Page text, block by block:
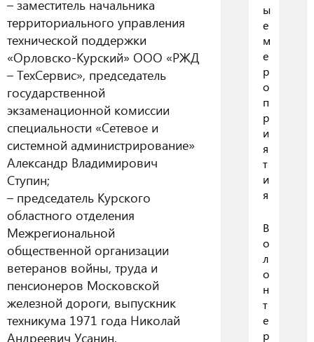
– заместитель начальника
территориального управления
технической поддержки
«Орловско-Курский» ООО «РЖД
– ТехСервис», председатель
государственной
экзаменационной комиссии
специальности «Сетевое и
системной администрирование»
Александр Владимирович
Ступин;
– председатель Курского
областного отделения
Межрегиональной
общественной организации
ветеранов войны, труда и
пенсионеров Московской
железной дороги, выпускник
техникума 1971 года Николай
Андреевич Усанин.
ы
е
м
е
р
о
п
р
и
я
т
и
я
В
о
л
о
н
т
е
р